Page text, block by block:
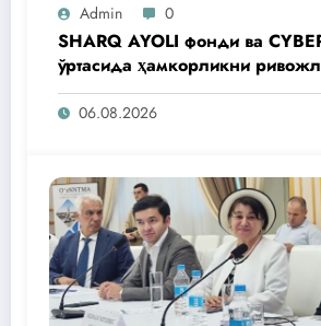
Admin 0
SHARQ AYOLI фонди ва
ўртасида ҳамкорликни
06.08.2026